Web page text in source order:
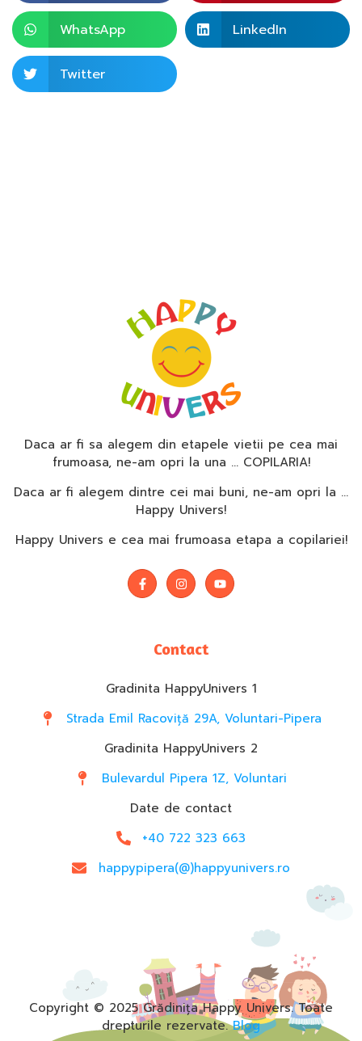
WhatsApp LinkedIn
Twitter
Daca ar fi sa alegem din etapele vietii pe cea mai
frumoasa, ne-am opri la una … COPILARIA!
Daca ar fi alegem dintre cei mai buni, ne-am opri la …
Happy Univers!
Happy Univers e cea mai frumoasa etapa a copilariei!
Contact
Gradinita HappyUnivers 1
Strada Emil Racoviță 29A, Voluntari-Pipera
Gradinita HappyUnivers 2
Bulevardul Pipera 1Z, Voluntari
Date de contact
+40 722 323 663
happypipera(@)happyunivers.ro
Copyright © 2025 Grădinița Happy Univers. Toate
drepturile rezervate.Blog